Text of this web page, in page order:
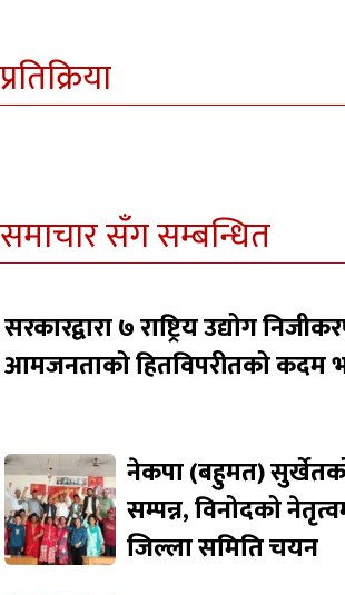
प्रतिक्रिया
समाचार सँग सम्बन्धित
सरकारद्वारा ७ राष्ट्रिय उद्योग
आमजनताको हितविपरीतको कदम
नेकपा (बहुमत)
सम्पन्न, विनोदको
जिल्ला समिति चयन